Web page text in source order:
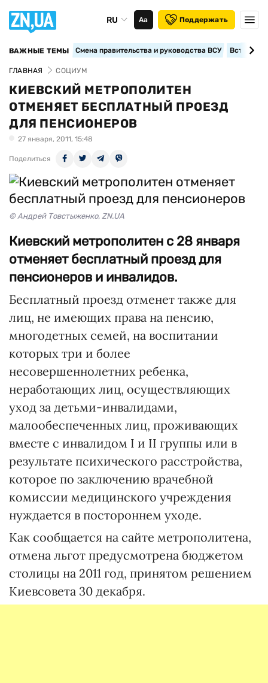
RU Аа Поддержать
ВАЖНЫЕ ТЕМЫ Смена правительства и руководства ВСУ
ГЛАВНАЯ СОЦИУМ
КИЕВСКИЙ МЕТРОПОЛИТЕН
ОТМЕНЯЕТ БЕСПЛАТНЫЙ ПРОЕЗД
ДЛЯ ПЕНСИОНЕРОВ
27 января, 2011, 15:48
Поделиться
© Андрей Товстыженко, ZN.UA
Киевский метрополитен с 28 января
отменяет бесплатный проезд для
пенсионеров и инвалидов.
Бесплатный проезд отменет также для
лиц, не имеющих права на пенсию,
многодетных семей, на воспитании
которых три и более
несовершеннолетних ребенка,
неработающих лиц, осуществляющих
уход за детьми-инвалидами,
малообеспеченных лиц, проживающих
вместе с инвалидом I и II группы или в
результате психического расстройства,
которое по заключению врачебной
комиссии медицинского учреждения
нуждается в постороннем уходе.
Как сообщается на сайте метрополитена,
отмена льгот предусмотрена бюджетом
столицы на 2011 год, принятом решением
Киевсовета 30 декабря.